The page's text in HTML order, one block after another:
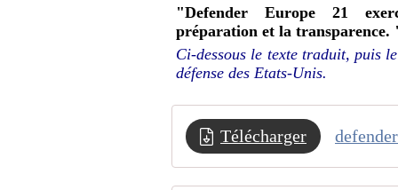
"Defender Europe 21
préparation et la transparence.
Ci-dessous le texte traduit, puis
défense des Etats-Unis.
Télécharger